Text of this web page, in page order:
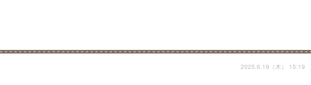
2025.6.19（木） 15:19